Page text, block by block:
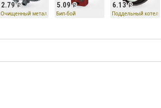
2.79
Очищенный металл
5.09
Бип-бой
6.13
Поддельный котелок